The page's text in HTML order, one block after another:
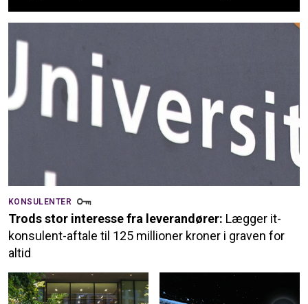
KONSULENTER
Trods stor interesse fra leverandører: Lægger it-
konsulent-aftale til 125 millioner kroner i graven for
altid